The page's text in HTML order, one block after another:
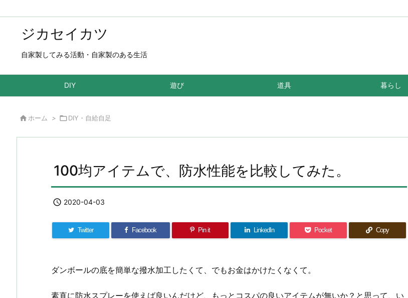
ジカセイカツ
自家製してみる活動・自家製のある生活
DIY 遊び 道具 暮らし
 ホーム > DIY・自給自足
100均アイテムで、防水性能を比較してみた。
 2020-04-03
Twitter Facebook Pin it LinkedIn Pocket Copy
ダンボールの底を簡単な撥水加工したくて、でもお金はかけたくなくて。
素直に防水スプレーを使えば良いんだけど、もっとコスパの良いアイテムが無いか？と思って、い